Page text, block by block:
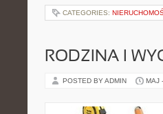
CATEGORIES:
RODZINA I
POSTED BY ADMIN MAJ